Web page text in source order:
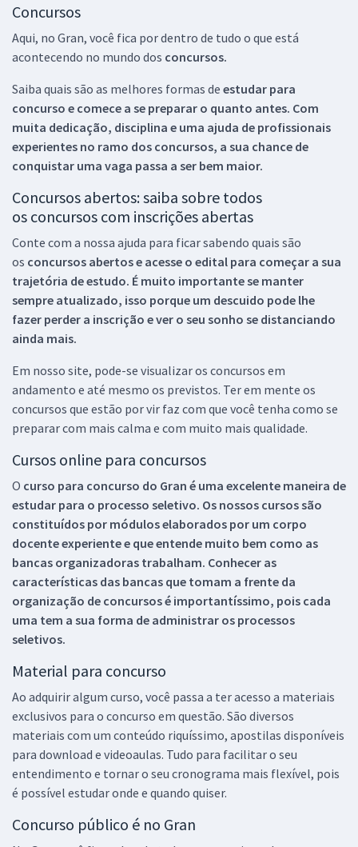
Concursos
Aqui, no Gran, você fica por dentro de tudo o que está
acontecendo no mundo dos concursos.
Saiba quais são as melhores formas de estudar para
concurso e comece a se preparar o quanto antes. Com
muita dedicação, disciplina e uma ajuda de profissionais
experientes no ramo dos concursos, a sua chance de
conquistar uma vaga passa a ser bem maior.
Concursos abertos: saiba sobre todos
os concursos com inscrições abertas
Conte com a nossa ajuda para ficar sabendo quais são
os concursos abertos e acesse o edital para começar a sua
trajetória de estudo. É muito importante se manter
sempre atualizado, isso porque um descuido pode lhe
fazer perder a inscrição e ver o seu sonho se distanciando
ainda mais.
Em nosso site, pode-se visualizar os concursos em
andamento e até mesmo os previstos. Ter em mente os
concursos que estão por vir faz com que você tenha como se
preparar com mais calma e com muito mais qualidade.
Cursos online para concursos
O curso para concurso do Gran é uma excelente maneira de
estudar para o processo seletivo. Os nossos cursos são
constituídos por módulos elaborados por um corpo
docente experiente e que entende muito bem como as
bancas organizadoras trabalham. Conhecer as
características das bancas que tomam a frente da
organização de concursos é importantíssimo, pois cada
uma tem a sua forma de administrar os processos
seletivos.
Material para concurso
Ao adquirir algum curso, você passa a ter acesso a materiais
exclusivos para o concurso em questão. São diversos
materiais com um conteúdo riquíssimo, apostilas disponíveis
para download e videoaulas. Tudo para facilitar o seu
entendimento e tornar o seu cronograma mais flexível, pois
é possível estudar onde e quando quiser.
Concurso público é no Gran